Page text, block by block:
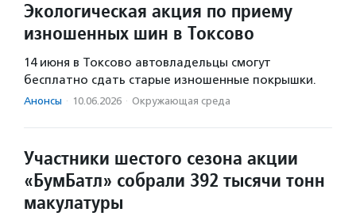
Экологическая акция по приему
изношенных шин в Токсово
14 июня в Токсово автовладельцы смогут
бесплатно сдать старые изношенные покрышки.
Анонсы · 10.06.2026 · Окружающая среда
Участники шестого сезона акции
«БумБатл» собрали 392 тысячи тонн
макулатуры